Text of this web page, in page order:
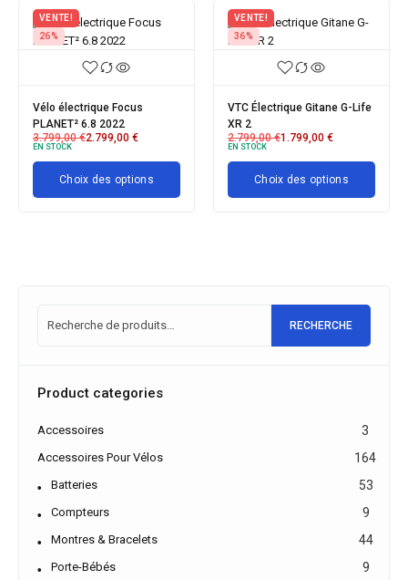
Électrique Gitane G-Life
€1.799,00€
Choix des options
Vélo électrique Gitane e-
CITY STEPS N5 28
1.999,00€–2.199,00€
Choix des options
RECHERCHE
Product categories
Accessoires 3
Accessoires Pour Vélos 164
Batteries 53
Compteurs 9
Montres & Bracelets 44
Porte-Bébés 9